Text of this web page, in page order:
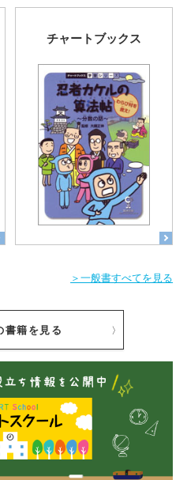
チャートブックス
＞一般書すべてを見る
書籍を見る